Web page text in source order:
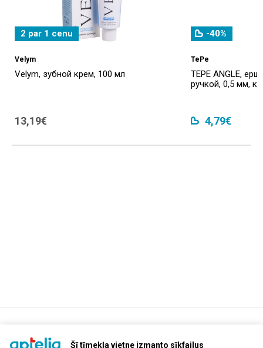
Šī tīmekļa vietne izmanto sīkfailus
2 par 1 cenu
Velym
Velym, зубной крем, 100 мл
13,19€
-40%
TePe
TEPE ANGLE,
ручкой, 0,5 мм,
4,79€